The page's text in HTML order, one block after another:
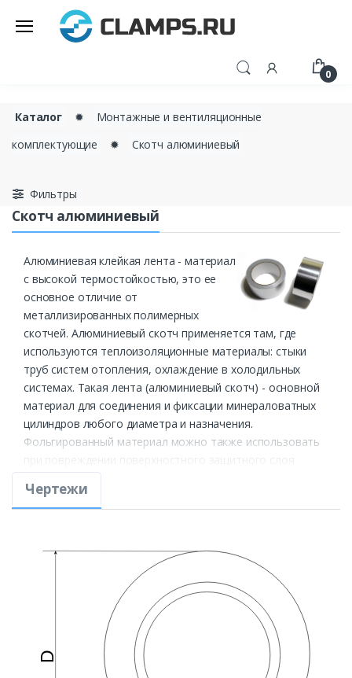
0
Каталог ✹
Монтажные и вентиляционные
комплектующие
✹ Скотч алюминиевый
Фильтры
Скотч алюминиевый
Алюминиевая клейкая лента - материал
с высокой термостойкостью, это ее
основное отличие от
металлизированных полимерных
скотчей. Алюминиевый скотч применяется там, где
используются теплоизоляционные материалы: стыки
труб систем отопления, охлаждение в холодильных
системах. Такая лента (алюминиевый скотч) - основной
материал для соединения и фиксации минераловатных
цилиндров любого диаметра и назначения.
Фольгированный материал можно также использовать
кэшированного цилиндра при его монтаже. Верхняя
оболочка легко заклеивается и гидроизолируется
скотчем.
Алюминиевый скотч незаменим при монтаже
вентиляции и систем кондиционирования, а также в
других строительных и ремонтных работах.
Вы можете купить алюминиевый скотч оптом и в
розницу в нашей компании в Санкт-Петербурге или
заказать доставку в любую точку России. Отзывчивые и
Чертежи